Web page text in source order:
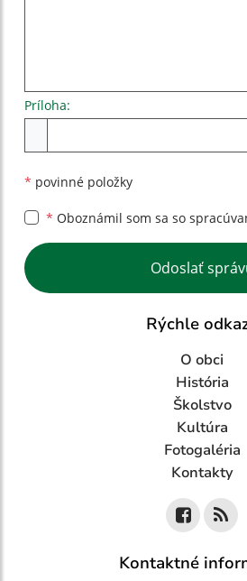
Príloha:
* povinné položky
* Oboznámil som sa so
Google reCaptcha Response
Odoslať
Rýchle
O obci
História
Školstvo
Kultúra
Fotogaléria
Kontakty
Kontaktné